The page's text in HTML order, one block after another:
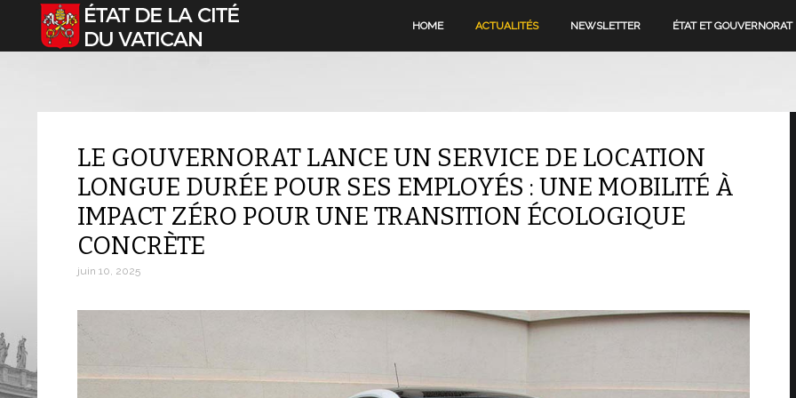
Sélectionnez votre langue HOME ACTUALITÉS NEWSLETTER ÉTAT ET GOUVERNORAT
LE GOUVERNORAT LANCE UN SERVICE DE LOCATION
LONGUE DURÉE POUR SES EMPLOYÉS : UNE MOBILITÉ À
IMPACT ZÉRO POUR UNE TRANSITION ÉCOLOGIQUE
CONCRÈTE
juin 10, 2025